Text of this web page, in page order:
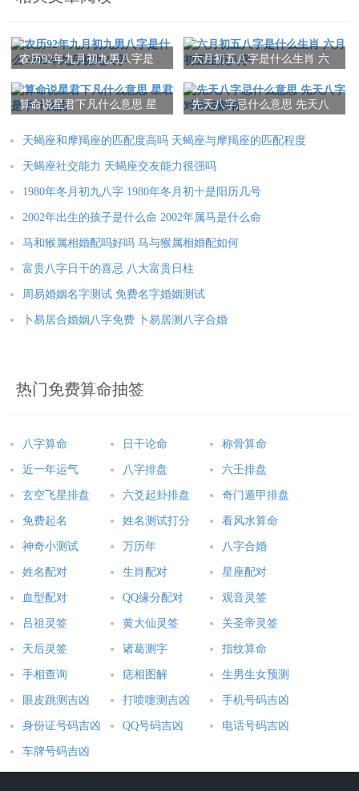
之间的关系。不管是发送一条短信、为发一张问候图片，还是亲
增添积极向上的动力
从早上好的问候语可以为我们的一天注入积极向上的动力。当我
我们对新的一天充斥期待与动力，更加积极地面对生活中的挑
战。
表达关注与关爱
对早上的问候语是我们向朋友们表达关注与关爱的一种方式。适
从朋友间早上问候语不仅可以给予我们温暖，也能温暖他人的心
到我们对他们的关注，为他们的一天带来一丝温暖与欢乐。
营造良好氛围
当通过朋友间的早上问候，可以营造良好的氛围，让我们的生活
更加美好。每天早上，当我们发送一条早安信息或发一张问候图
片时，不仅可以给朋友带去快乐，也可以为我们自己的心情增添
一份喜悦。
当朋友间的早上问候语加图片不仅可以增加彼此之间的关系与增
进友谊，还可以让我们充斥积极向上的动力，帮助我们度过愉快
的一天。在忙碌的生活中，给朋友们带去早上的问候，不仅可以
让他们感觉到我们的关注与关爱，更能温暖彼此的心灵，营造良
好的生活氛围。
本文： 朋友间早上问候语加图片 朋友间早上好问候语十图片
农历92年九月初九男八字是
六月初五八字是什么生肖 六
算命说星君下凡什么意思 星
先天八字忌什么意思 先天八
天蝎座和摩羯座的匹配度高吗 天蝎座与摩羯座的匹配程度
天蝎座社交能力 天蝎座交友能力很强吗
1980年冬月初九八字 1980年冬月初十是阳历几号
2002年出生的孩子是什么命 2002年属马是什么命
马和猴属相婚配吗好吗 马与猴属相婚配如何
富贵八字日干的喜忌 八大富贵日柱
周易婚姻名字测试 免费名字婚姻测试
卜易居合婚姻八字免费 卜易居测八字合婚
热门免费算命抽签
八字算命 日干论命 称骨算命
近一年运气 八字排盘 六壬排盘
玄空飞星排盘 六爻起卦排盘 奇门遁甲排盘
免费起名 姓名测试打分 看风水算命
神奇小测试 万历年 八字合婚
姓名配对 生肖配对 星座配对
血型配对 QQ缘分配对 观音灵签
吕祖灵签 黄大仙灵签 关圣帝灵签
天后灵签 诸葛测字 指纹算命
手相查询 痣相图解 生男生女预测
眼皮跳测吉凶 打喷嚏测吉凶 手机号码吉凶
身份证号码吉凶 QQ号码吉凶 电话号码吉凶
车牌号码吉凶